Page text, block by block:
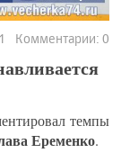
Комментарии: 0
темпы
Еременко.